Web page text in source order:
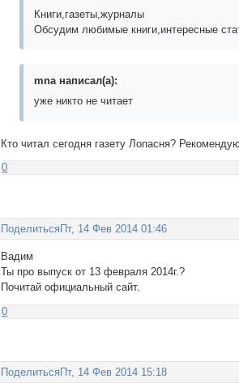
Книги,газеты,журналы
Обсудим любимые книги,интересные
mnа написал(а):
уже никто не читает
Кто читал сегодня газету Лопасня?
0
Поделиться Пт, 14 Фев 2014 01:46
Вадим
Ты про выпуск от 13 февраля 2014г.?
Почитай официальный сайт.
0
Поделиться Пт, 14 Фев 2014 15:18